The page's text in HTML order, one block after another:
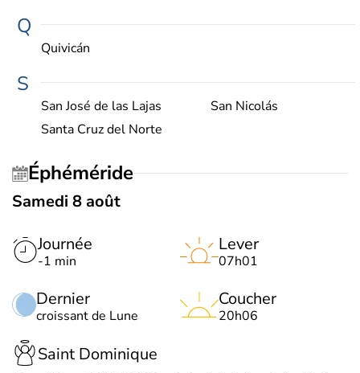
Q
Quivicán
S
San José de las Lajas
San Nicolás
Santa Cruz del Norte
Éphéméride
Samedi 8 août
Journée
-1 min
Dernier
croissant de Lune
Lever
07h01
Coucher
20h06
Saint Dominique